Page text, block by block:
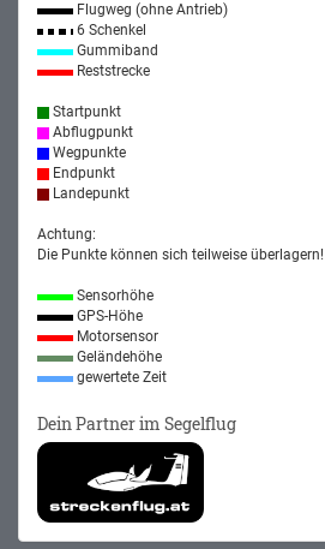
Flugweg (ohne Antrieb)
6 Schenkel
Gummiband
Reststrecke
Startpunkt
Abflugpunkt
Wegpunkte
Endpunkt
Landepunkt
Achtung:
Die Punkte können sich teilweise überlagern!
Sensorhöhe
GPS-Höhe
Motorsensor
Geländehöhe
gewertete Zeit
Dein Partner im Segelflug